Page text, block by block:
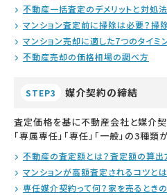
不動産一括査定のデメリットと対処
マンション査定前に掃除は必要？掃
マンション売却に適した7つのタイミン
不動産売却の価格相場の調べ方
STEP3 媒介契約の締結
査定価格を基に不動産会社と媒介
「専属専任」「専任」「一般」の3種類
不動産の査定額とは？査定額の算出
マンションが高額査定されるコツとは
専任媒介契約って何？家を売るとき